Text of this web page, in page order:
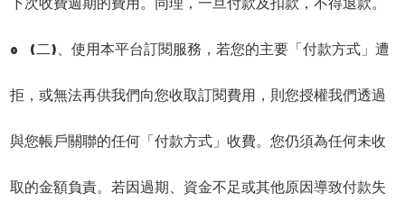
下次收費週期的費用。同理，一旦付款及扣款，不得退款。
o (二)、使用本平台訂閱服務，若您的主要「付款方式」遭
拒，或無法再供我們向您收取訂閱費用，則您授權我們透過
與您帳戶關聯的任何「付款方式」收費。您仍須為任何未收
取的金額負責。若因過期、資金不足或其他原因導致付款失